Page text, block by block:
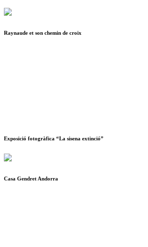
Raynaude et son chemin de croix
Exposició fotogràfica “La sisena extinció”
Casa Gendret Andorra